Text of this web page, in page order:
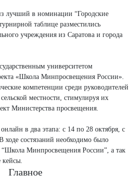
лучший в номинации “Городские
таблице разместились
учреждения из Саратова и города
университетом
«Школа Минпросвещения России».
компетенции среди руководителей
местности, стимулируя их
Министерства просвещения.
в два этапа: с 14 по 28 октября, с
ходе состязаний необходимо было
“Школа Минпросвещения России”, а так
кейсы.
Главное